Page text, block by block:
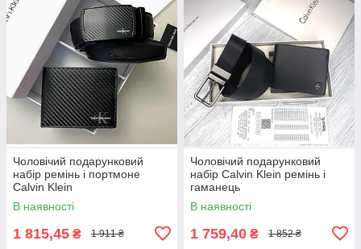
Чоловічий подарунковий
набір ремінь і портмоне
Calvin Klein
В наявності
1 815,45 ₴ 1 911 ₴
Чоловічий подарунковий
набір Calvin Klein ремінь і
гаманець
В наявності
1 759,40 ₴ 1 852 ₴